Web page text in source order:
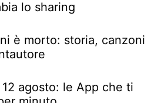
lo sharing
è morto: storia, canzoni
agosto: le App che ti